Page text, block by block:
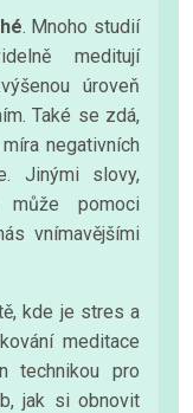
. Mnoho studií
meditují
úroveň
Také se zdá,
negativních
Jinými slovy,
může pomoci
vnímavějšími
kde je stres a
meditace
technikou pro
jak si obnovit